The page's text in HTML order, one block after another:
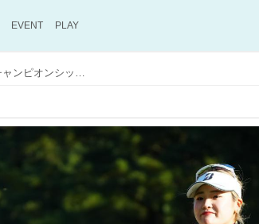
EVENT PLAY
桑木志帆が首位をキープ！ 「JLPGAツアーチャンピオンシップリコーカップ」2日目の最終組のプレーをプロがレポート